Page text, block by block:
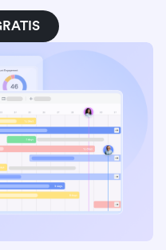
gestión de
acelerar los
realmente
columna vertebral
una disyuntiva de